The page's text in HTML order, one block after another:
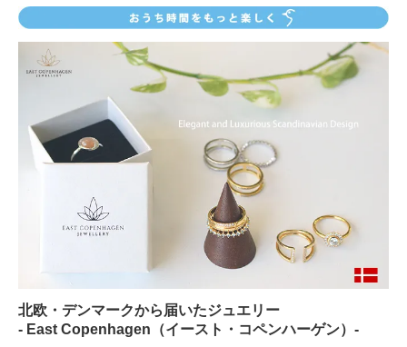
北欧・デンマークから届いたジュエリー
‐ East Copenhagen（イースト・コペンハーゲン）-